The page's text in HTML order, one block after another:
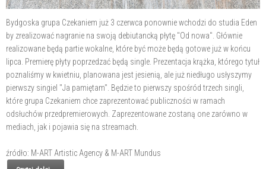
Bydgoska grupa Czekaniem już 3 czerwca ponownie wchodzi do studia Eden
by zrealizować nagranie na swoją debiutancką płytę "Od nowa". Głównie
realizowane będą partie wokalne, które być może będą gotowe już w końcu
lipca. Premierę płyty poprzedzać będą single. Prezentacja krążka, którego tytuł
poznaliśmy w kwietniu, planowana jest jesienią, ale już niedługo usłyszymy
pierwszy singiel "Ja pamiętam". Będzie to pierwszy spośród trzech singli,
które grupa Czekaniem chce zaprezentować publiczności w ramach
odsłuchów przedpremierowych. Zaprezentowane zostaną one zarówno w
mediach, jak i pojawia się na streamach.
źródło: M-ART Artistic Agency & M-ART Mundus